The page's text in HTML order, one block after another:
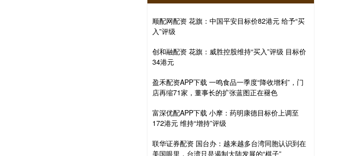
顺配网配资 花旗：中国平安目标价82港元 给予“买
入”评级
创和融配资 花旗：威胜控股维持“买入”评级 目标价
34港元
盈禾配资APP下载 一鸣食品一季度“降收增利”，门
店再缩71家，董事长的扩张蓝图正在褪色
富深优配APP下载 小摩：药明康德目标价上调至
172港元 维持“增持”评级
联华证券配资 国台办：越来越多台湾同胞认识到在
美国眼里，台湾只是遏制大陆发展的“棋子”